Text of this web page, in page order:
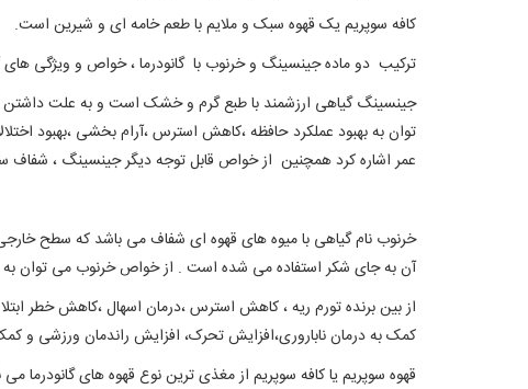
کافه سوپریم یک قهوه سبک و ملایم با طعم خامه ای و شیرین است.
ترکیب دو ماده جینسینگ و خرنوب با گانودرما ، خواص و ویژگی های
جینسینگ گیاهی ارزشمند با طبع گرم و خشک است و به علت داشتن
توان به بهبود عملکرد حافظه ،کاهش استرس ،آرام بخشی ،بهبود
عمر اشاره کرد همچنین از خواص قابل توجه دیگر جینسینگ ،
خرنوب نام گیاهی با میوه های قهوه ای شفاف می باشد که سطح
آن به جای شکر استفاده می شده است . از خواص خرنوب می توان
کمک به درمان ناباروری،افزایش تحرک، افزایش راندمان ورزشی و
قهوه سوپریم یا کافه سوپریم از مغذی ترین نوع قهوه های